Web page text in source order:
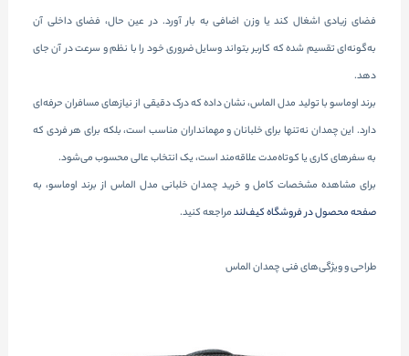
فضای زیادی اشغال کند یا وزن اضافی به بار آورد. در عین حال، فضای داخلی آن
به‌گونه‌ای تقسیم شده که کاربر بتواند وسایل ضروری خود را با نظم و سرعت در آن جای
دهد.
برند اوماسو با تولید مدل الماس، نشان داده که درک دقیقی از نیازهای مسافران حرفه‌ای
دارد. این چمدان نه‌تنها برای خلبانان و مهمانداران مناسب است، بلکه برای هر فردی که
به سفرهای کاری یا کوتاه‌مدت علاقه‌مند است، یک انتخاب عالی محسوب می‌شود.
برای مشاهده مشخصات کامل و خرید چمدان خلبانی مدل الماس از برند اوماسو، به
صفحه محصول در فروشگاه کیف‌لندمراجعه کنید.
طراحی و ویژگی‌های فنی چمدان الماس